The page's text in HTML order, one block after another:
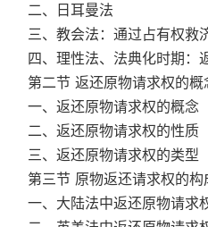
二、日耳曼法
三、教会法：通过占有权救
四、理性法、法典化时期：
第二节 返还原物请求权的概
一、返还原物请求权的概念
二、返还原物请求权的性质
三、返还原物请求权的类型
第三节 原物返还请求权的构
一、大陆法中返还原物请求